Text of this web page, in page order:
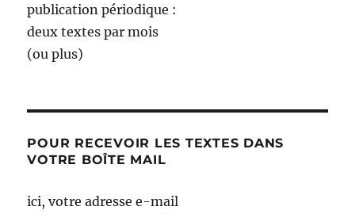
publication périodique :
deux textes par mois
(ou plus)
POUR RECEVOIR LES TEXTES DANS
VOTRE BOÎTE MAIL
ici, votre adresse e-mail